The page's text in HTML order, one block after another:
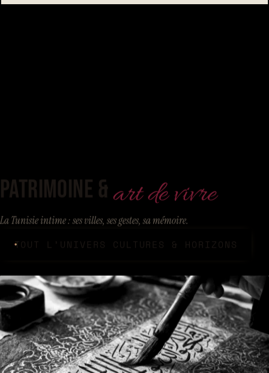
PATRIMOINE &art de vivre
La Tunisie intime : ses villes, ses gestes, sa mémoire.
TOUT L’UNIVERS CULTURES & HORIZONS